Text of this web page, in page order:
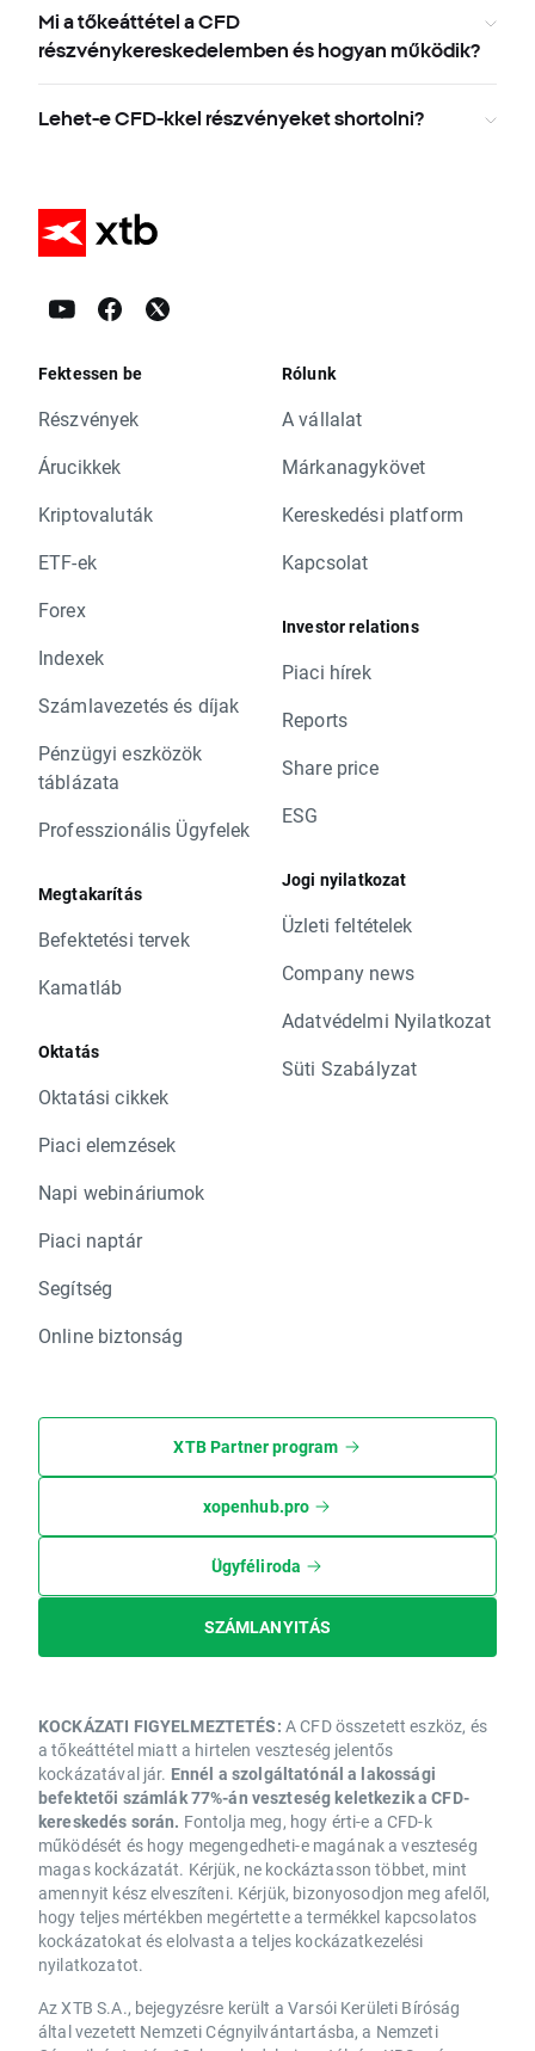
Mi a tőkeáttétel a CFD
részvénykereskedelemben és hogyan működik?
Lehet-e CFD-kkel részvényeket shortolni?
Fektessen be
Részvények
Árucikkek
Kriptovaluták
ETF-ek
Forex
Indexek
Számlavezetés és díjak
Pénzügyi eszközök
táblázata
Professzionális Ügyfelek
Megtakarítás
Befektetési tervek
Kamatláb
Oktatás
Oktatási cikkek
Piaci elemzések
Napi webináriumok
Piaci naptár
Segítség
Online biztonság
Rólunk
A vállalat
Márkanagykövet
Kereskedési platform
Kapcsolat
Investor relations
Piaci hírek
Reports
Share price
ESG
Jogi nyilatkozat
Üzleti feltételek
Company news
Adatvédelmi Nyilatkozat
Süti Szabályzat
XTB Partner program
xopenhub.pro
Ügyféliroda
SZÁMLANYITÁS
KOCKÁZATI FIGYELMEZTETÉS: A CFD összetett eszköz, és
a tőkeáttétel miatt a hirtelen veszteség jelentős
kockázatával jár. Ennél a szolgáltatónál a lakossági
befektetői számlák 77%-án veszteség keletkezik a CFD-
kereskedés során. Fontolja meg, hogy érti-e a CFD-k
működését és hogy megengedheti-e magának a veszteség
magas kockázatát. Kérjük, ne kockáztasson többet, mint
amennyit kész elveszíteni. Kérjük, bizonyosodjon meg afelől,
hogy teljes mértékben megértette a termékkel kapcsolatos
kockázatokat és elolvasta a teljes kockázatkezelési
nyilatkozatot.
Az XTB S.A., bejegyzésre került a Varsói Kerületi Bíróság
által vezetett Nemzeti Cégnyilvántartásba, a Nemzeti